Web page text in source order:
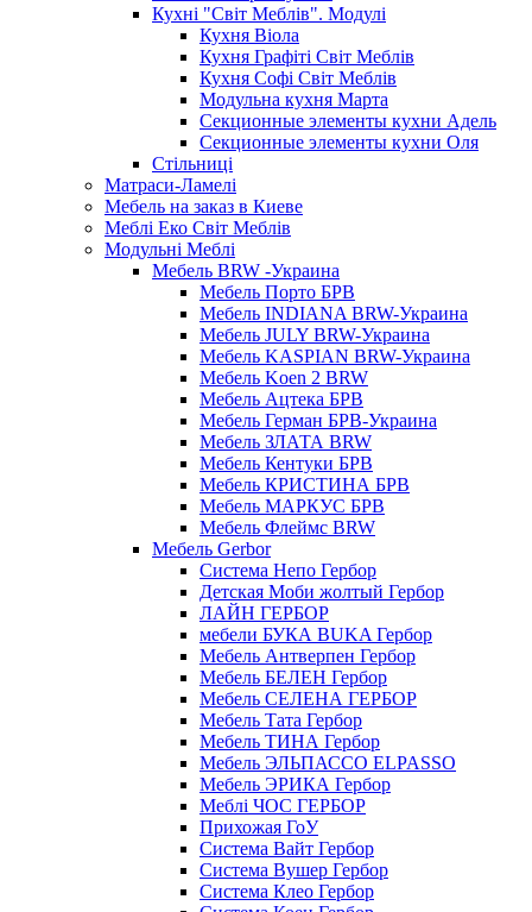
Кухні "Світ Меблів". Модулі
Кухня Віола
Кухня Графіті Світ Меблів
Кухня Софі Світ Меблів
Модульна кухня Марта
Секционные элементы кухни Адель
Секционные элементы кухни Оля
Стільниці
Матраси-Ламелі
Мебель на заказ в Киеве
Меблі Еко Світ Меблів
Модульні Меблі
Мебель BRW -Украина
Мебель Порто БРВ
Мебель INDIANA BRW-Украина
Мебель JULY BRW-Украина
Мебель KASPIAN BRW-Украина
Мебель Koen 2 BRW
Мебель Ацтека БРВ
Мебель Герман БРВ-Украина
Мебель ЗЛАТА BRW
Мебель Кентуки БРВ
Мебель КРИСТИНА БРВ
Мебель МАРКУС БРВ
Мебель Флеймс BRW
Мебель Gerbor
Cистема Непо Гербор
Детская Моби жолтый Гербор
ЛАЙН ГЕРБОР
мебели БУКА BUKA Гербор
Мебель Антверпен Гербор
Мебель БЕЛЕН Гербор
Мебель СЕЛЕНА ГЕРБОР
Мебель Тата Гербор
Мебель ТИНА Гербор
Мебель ЭЛЬПАССО ELPASSO
Мебель ЭРИКА Гербор
Меблі ЧОС ГЕРБОР
Прихожая ГоУ
Система Вайт Гербор
Система Вушер Гербор
Система Клео Гербор